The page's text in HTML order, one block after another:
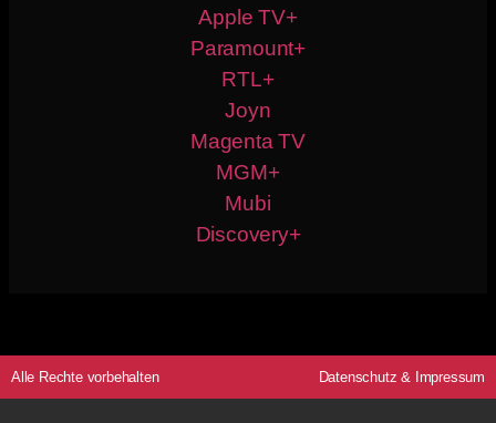
Apple TV+
Paramount+
RTL+
Joyn
Magenta TV
MGM+
Mubi
Discovery+
Alle Rechte vorbehalten Datenschutz & Impressum